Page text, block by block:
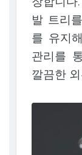
발 트리
를 유지
관리를
깔끔한